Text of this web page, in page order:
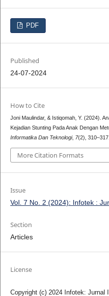
PDF
Published
24-07-2024
How to Cite
Joni Maulindar, & Istiqomah, Y. (2024).
Kejadian Stunting Pada Anak Dengan
Informatika Dan Teknologi, 7(2),
More Citation Formats
Issue
Vol. 7 No. 2 (2024): Infotek :
Section
Articles
License
Copyright (c) 2024 Infotek: Jurnal